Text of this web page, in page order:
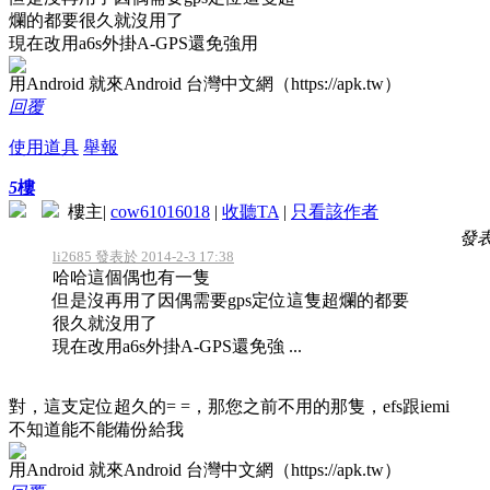
爛的都要很久就沒用了
現在改用a6s外掛A-GPS還免強用
用Android 就來Android 台灣中文網（https://apk.tw）
回覆
使用道具 舉報
5樓
樓主| cow61016018 | 收聽TA | 只看該作者
發
li2685 發表於 2014-2-3 17:38
哈哈這個偶也有一隻
但是沒再用了因偶需要gps定位這隻超爛的都要
很久就沒用了
現在改用a6s外掛A-GPS還免強 ...
對，這支定位超久的= =，那您之前不用的那隻，efs跟iemi
不知道能不能備份給我
用Android 就來Android 台灣中文網（https://apk.tw）